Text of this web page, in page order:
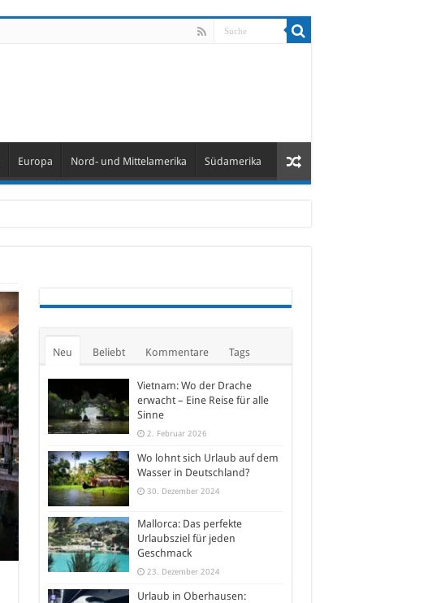
Europa Nord- und Mittelamerika Südamerika
Neu Beliebt Kommentare Tags
Vietnam: Wo der Drache
erwacht – Eine Reise für alle
Sinne
2. Februar 2026
Wo lohnt sich Urlaub auf dem
Wasser in Deutschland?
30. Dezember 2024
Mallorca: Das perfekte
Urlaubsziel für jeden
Geschmack
23. Dezember 2024
Urlaub in Oberhausen: